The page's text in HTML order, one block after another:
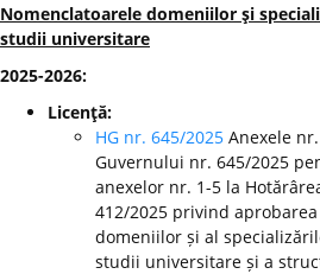
Nomenclatoarele domeniilor şi
studii universitare
2025-2026:
Licenţă:
HG nr. 645/2025 Anexele
Guvernului nr. 645/2025
anexelor nr. 1-5 la
412/2025 privind
domeniilor și al
studii universitare și a